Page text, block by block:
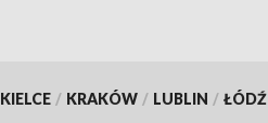
KIELCE / KRAKÓW / LUBLIN / ŁÓDŹ